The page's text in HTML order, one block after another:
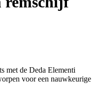
met de Deda Elementi
voor een nauwkeurige